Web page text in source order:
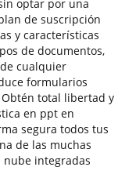
optar por una
de suscripción
y características
de documentos,
cualquier
formularios
total libertad y
en ppt en
segura todos tus
de las muchas
nube integradas